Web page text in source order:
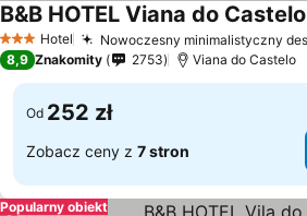
3 Kategoria
Hotel Nowoczesny minimalistyczny
B&B HOTEL Viana do Castelo
8,9 Znakomity 2753 Viana do Castelo
Od 252 zł
Zobacz ceny z 7 stron
Popularny obiekt